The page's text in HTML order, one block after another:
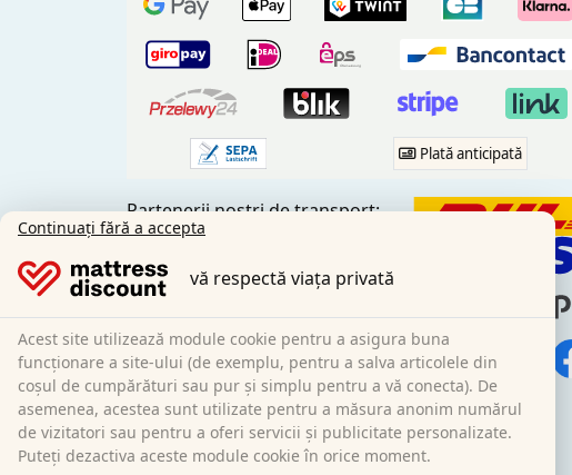
Plată anticipată
Partenerii noștri de transport:
Social Media:
Continuați fără a accepta
vă respectă viața privată
Acest site utilizează module cookie pentru a asigura buna
funcționare a site-ului (de exemplu, pentru a salva articolele din
coșul de cumpărături sau pur și simplu pentru a vă conecta). De
asemenea, acestea sunt utilizate pentru a măsura anonim numărul
de vizitatori sau pentru a oferi servicii și publicitate personalizate.
Puteți dezactiva aceste module cookie în orice moment.